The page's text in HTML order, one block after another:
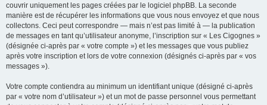
couvrir uniquement les pages créées par le logiciel phpBB. La seconde
manière est de récupérer les informations que vous nous envoyez et que nous
collectons. Ceci peut correspondre — mais n’est pas limité à — la publication
de messages en tant qu’utilisateur anonyme, l’inscription sur « Les Cigognes »
(désignée ci-après par « votre compte ») et les messages que vous publiez
après votre inscription et lors de votre connexion (désignés ci-après par « vos
messages »).
Votre compte contiendra au minimum un identifiant unique (désigné ci-après
par « votre nom d’utilisateur ») et un mot de passe personnel vous permettant